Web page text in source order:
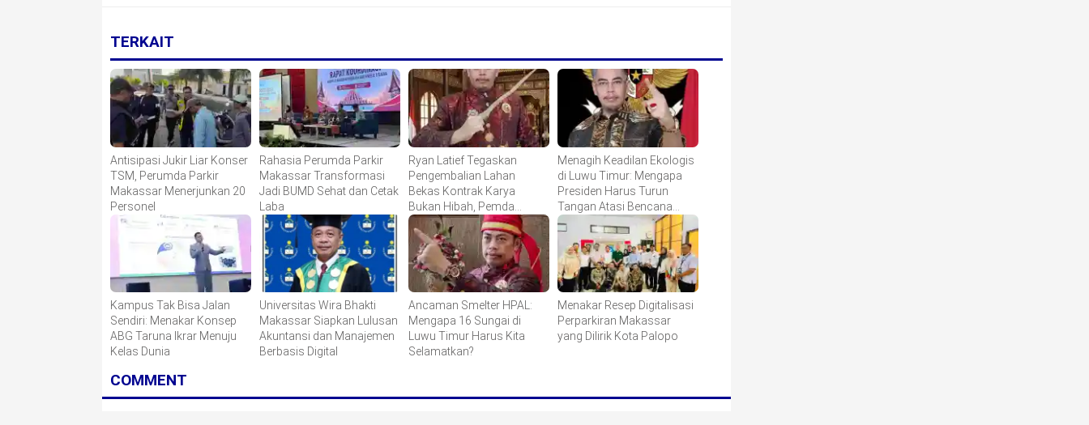
TERKAIT
Antisipasi Jukir Liar Konser
TSM, Perumda Parkir
Makassar Menerjunkan 20
Personel
Rahasia Perumda Parkir
Makassar Transformasi
Jadi BUMD Sehat dan Cetak
Laba
Ryan Latief Tegaskan
Pengembalian Lahan
Bekas Kontrak Karya
Bukan Hibah, Pemda
Didesak Hentikan
Komoditisasi Tanah Ulayat
Menagih Keadilan Ekologis
di Luwu Timur: Mengapa
Presiden Harus Turun
Tangan Atasi Bencana
Smelter HPAL?
Kampus Tak Bisa Jalan
Sendiri: Menakar Konsep
ABG Taruna Ikrar Menuju
Kelas Dunia
Universitas Wira Bhakti
Makassar Siapkan Lulusan
Akuntansi dan Manajemen
Berbasis Digital
Ancaman Smelter HPAL:
Mengapa 16 Sungai di
Luwu Timur Harus Kita
Selamatkan?
Menakar Resep Digitalisasi
Perparkiran Makassar
yang Dilirik Kota Palopo
COMMENT